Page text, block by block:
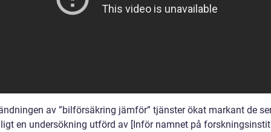
av ”bilförsäkring jämför” tjänster ökat markant de
en undersökning utförd av [Inför namnet på